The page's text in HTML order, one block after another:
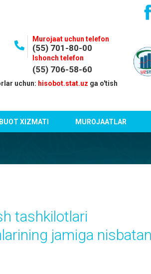
Murojaat uchun telefon
(55) 701-80-00
Ishonch telefon
(55) 706-58-60
uchun: hisobot.stat.uz ga o'tish
XIZMATI MUROJAATLAR
tashkilotlari
jamiga